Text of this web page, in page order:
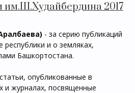
2017
- за серию публикаций
республики и о земляках,
Башкортостана.
опубликованные в
и журналах, посвященные